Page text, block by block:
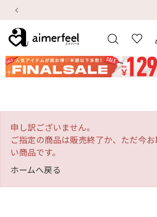
デジ
申し訳ございません。
ご指定の商品は販売終了か、ただ今
い商品です。
ホームへ戻る